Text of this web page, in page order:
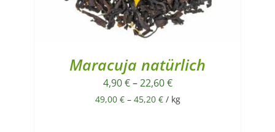
Maracuja natürlich
4,90€–22,60€
49,00 €– 45,20 €/ kg